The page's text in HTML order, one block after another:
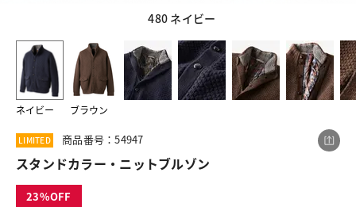
480 ネイビー
ネイビー ブラウン
9
LIMITED 商品番号：54947
スタンドカラー・ニットブルゾン
23
この商品をシェアする
スタンドカラー・ニットブルゾン